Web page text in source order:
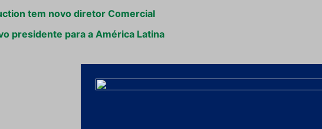
tem novo diretor Comercial
presidente para a América Latina